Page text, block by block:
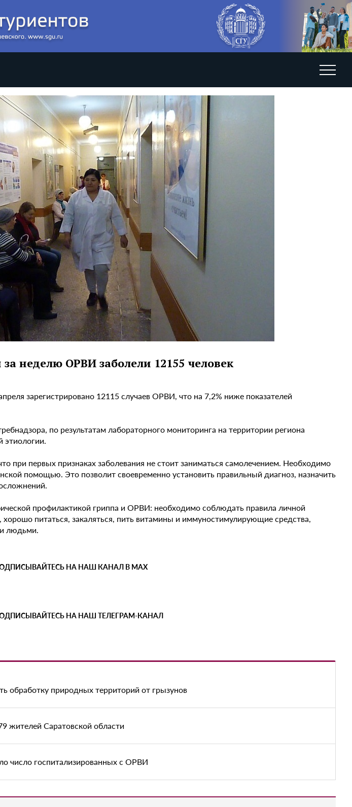
неделю ОРВИ заболели 12155 человек
зарегистрировано 12115 случаев ОРВИ, что на 7,2% ниже показателей
по результатам лабораторного мониторинга на территории региона
этиологии.
при первых признаках заболевания не стоит заниматься самолечением. Необходимо
помощью. Это позволит своевременно установить правильный диагноз, назначить
профилактикой гриппа и ОРВИ: необходимо соблюдать правила личной
хорошо питаться, закаляться, пить витамины и иммуностимулирующие средства,
людьми.
НА НАШ КАНАЛ В MAX
НА НАШ ТЕЛЕГРАМ-КАНАЛ
обработку природных территорий от грызунов
жителей Саратовской области
число госпитализированных с ОРВИ